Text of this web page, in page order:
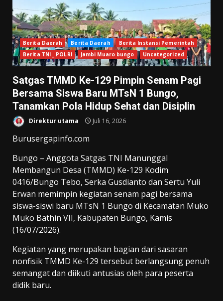
Berita Daerah Berita Daerah
Berita Instansi Pemerintah
Berita TNI _ POLRI
Jambi Muaro bungo Uncategorized
Satgas TMMD Ke-129 Pimpin Senam Pagi
Bersama Siswa Baru MTsN 1 Bungo,
Tanamkan Pola Hidup Sehat dan Disiplin
Direktur utama Juli 16, 2026
Burusergapinfo.com
Bungo – Anggota Satgas TNI Manunggal
Membangun Desa (TMMD) Ke-129 Kodim
0416/Bungo Tebo, Serka Gusdianto dan Sertu Yuli
Erwan memimpin kegiatan senam pagi bersama
siswa-siswi baru MTsN 1 Bungo di Kecamatan Muko
Muko Bathin VII, Kabupaten Bungo, Kamis
(16/07/2026).
Kegiatan yang merupakan bagian dari sasaran
nonfisik TMMD Ke-129 tersebut berlangsung penuh
semangat dan diikuti antusias oleh para peserta
didik baru.